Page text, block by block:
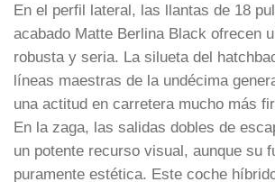
En el perfil lateral, las llantas de 18
acabado Matte Berlina Black ofrecen
robusta y seria. La silueta del
líneas maestras de la undécima
una actitud en carretera mucho más
En la zaga, las salidas dobles de
un potente recurso visual, aunque su
puramente estética. Este coche